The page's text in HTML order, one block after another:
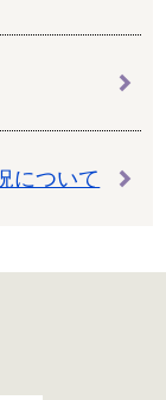
について